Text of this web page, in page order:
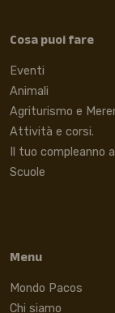
Cosa puoi fare
Eventi
Animali
Agriturismo e
Attività e corsi.
Il tuo compleanno
Scuole
Menu
Mondo Pacos
Chi siamo